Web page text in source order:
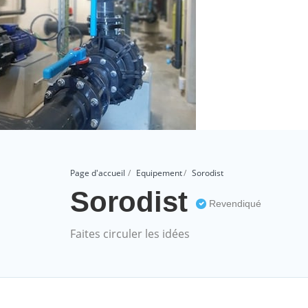
Page d'accueil Equipement Sorodist
Sorodist Revendiqué
Faites circuler les idées